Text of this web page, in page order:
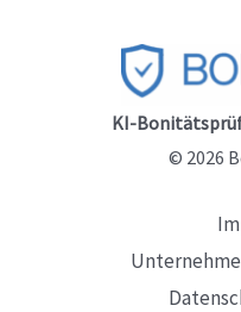
KI-
© 2026